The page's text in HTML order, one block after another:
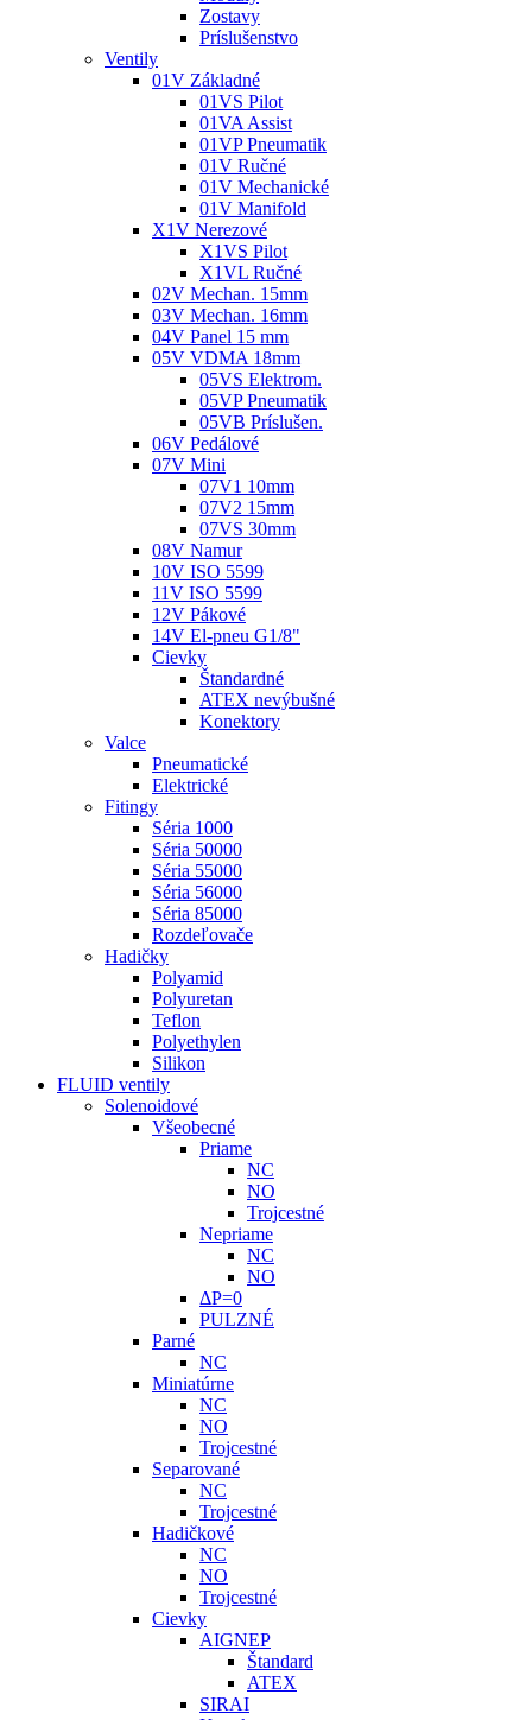
Zostavy
Príslušenstvo
Ventily
01V Základné
01VS Pilot
01VA Assist
01VP Pneumatik
01V Ručné
01V Mechanické
01V Manifold
X1V Nerezové
X1VS Pilot
X1VL Ručné
02V Mechan. 15mm
03V Mechan. 16mm
04V Panel 15 mm
05V VDMA 18mm
05VS Elektrom.
05VP Pneumatik
05VB Príslušen.
06V Pedálové
07V Mini
07V1 10mm
07V2 15mm
07VS 30mm
08V Namur
10V ISO 5599
11V ISO 5599
12V Pákové
14V El-pneu G1/8"
Cievky
Štandardné
ATEX nevýbušné
Konektory
Valce
Pneumatické
Elektrické
Fitingy
Séria 1000
Séria 50000
Séria 55000
Séria 56000
Séria 85000
Rozdeľovače
Hadičky
Polyamid
Polyuretan
Teflon
Polyethylen
Silikon
FLUID ventily
Solenoidové
Všeobecné
Priame
NC
NO
Trojcestné
Nepriame
NC
NO
ΔP=0
PULZNÉ
Parné
NC
Miniatúrne
NC
NO
Trojcestné
Separované
NC
Trojcestné
Hadičkové
NC
NO
Trojcestné
Cievky
AIGNEP
Štandard
ATEX
SIRAI